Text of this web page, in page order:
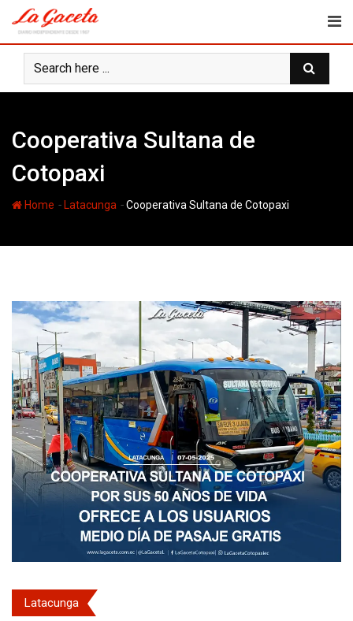
content
Cooperativa Sultana de
Cotopaxi
Home - Latacunga -Cooperativa Sultana de Cotopaxi
Latacunga